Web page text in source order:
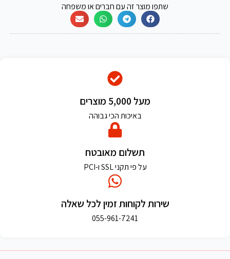
שתפו מוצר זה עם חברים או משפחה
מעל 5,000 מוצרים
באיכות הכי גבוהה
תשלום מאובטח
על פי תקני SSL ו-PCI
שירות לקוחות זמין לכל שאלה
055-961-7241